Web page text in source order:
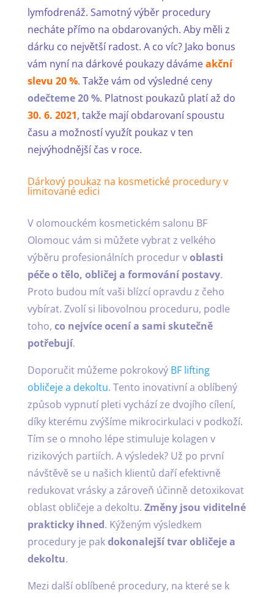
lymfodrenáž. Samotný výběr procedury
necháte přímo na obdarovaných. Aby měli z
dárku co největší radost. A co víc? Jako bonus
vám nyní na dárkové poukazy dávámeakční
slevu 20 %. Takže vám od výsledné ceny
odečteme 20 %. Platnost poukazů platí až do
30. 6. 2021, takže mají obdarovaní spoustu
času a možností využít poukaz v ten
nejvýhodnější čas v roce.
Dárkový poukaz na kosmetické procedury v
limitované edici
V olomouckém kosmetickém salonu BF
Olomouc vám si můžete vybrat z velkého
výběru profesionálních procedur voblasti
péče o tělo, obličej a formování postavy.
Proto budou mít vaši blízcí opravdu z čeho
vybírat. Zvolí si libovolnou proceduru, podle
toho, co nejvíce ocení a sami skutečně
potřebují.
Doporučit můžeme pokrokový BF lifting
obličeje a dekoltu. Tento inovativní a oblíbený
způsob vypnutí pleti vychází ze dvojího cílení,
díky kterému zvýšíme mikrocirkulaci v podkoží.
Tím se o mnoho lépe stimuluje kolagen v
rizikových partiích. A výsledek? Už po první
návštěvě se u našich klientů daří efektivně
redukovat vrásky a zároveň účinně detoxikovat
oblast obličeje a dekoltu. Změny jsou viditelné
prakticky ihned. Kýženým výsledkem
procedury je pakdokonalejší tvar obličeje a
dekoltu.
Mezi další oblíbené procedury, na které se k